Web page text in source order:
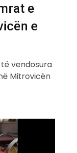
e
e
vendosura
Mitrovicën